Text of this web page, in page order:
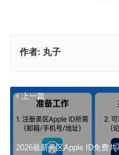
作者: 丸子
上一篇
2026最新美区Apple ID免费